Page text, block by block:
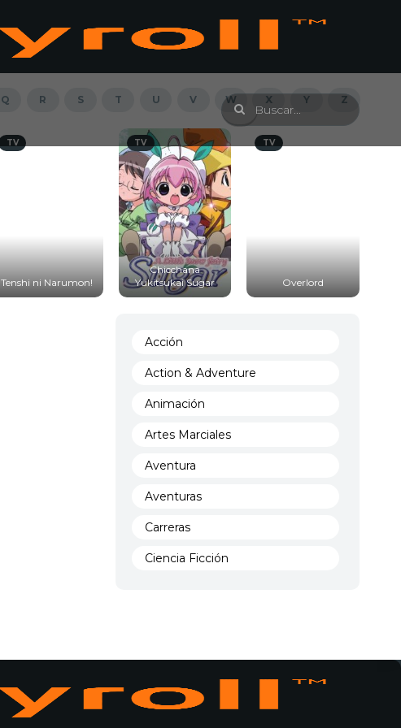
Q R S T U V W X Y Z
TV
Tenshi ni Narumon!
TV
Chicchana
Yukitsukai Sugar
TV
Overlord
Acción
Action & Adventure
Animación
Artes Marciales
Aventura
Aventuras
Carreras
Ciencia Ficción
Deportes